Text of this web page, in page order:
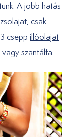
A jobb hatás
csak
csepp illóolajat
szantálfa.